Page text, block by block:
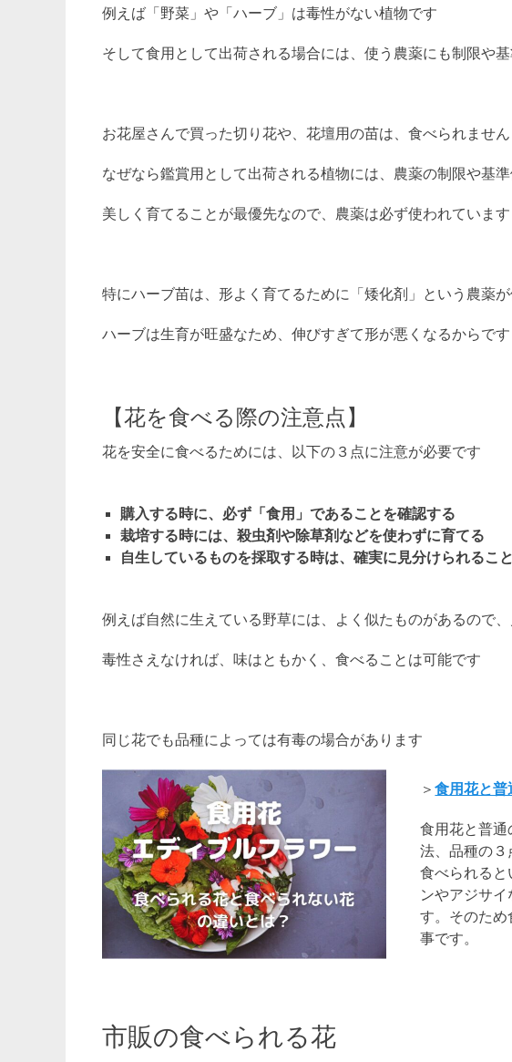
例えば「野菜」や「ハーブ」は毒性がない植物です
そして食用として出荷される場合には、使う農薬にも制限や
お花屋さんで買った切り花や、花壇用の苗は、食べられません
なぜなら鑑賞用として出荷される植物には、農薬の制限や基
美しく育てることが最優先なので、農薬は必ず使われています
特にハーブ苗は、形よく育てるために「矮化剤」という農薬
ハーブは生育が旺盛なため、伸びすぎて形が悪くなるからです
【花を食べる際の注意点】
花を安全に食べるためには、以下の３点に注意が必要です
購入する時に、必ず「食用」であることを確認する
栽培する時には、殺虫剤や除草剤などを使わずに育てる
自生しているものを採取する時は、確実に見分けられること
例えば自然に生えている野草には、よく似たものがあるので
毒性さえなければ、味はともかく、食べることは可能です
同じ花でも品種によっては有毒の場合があります
＞食用花と普
食用花と普
法、品種の
食べられると
ンやアジサ
す。そのため
事です。
市販の食べられる花